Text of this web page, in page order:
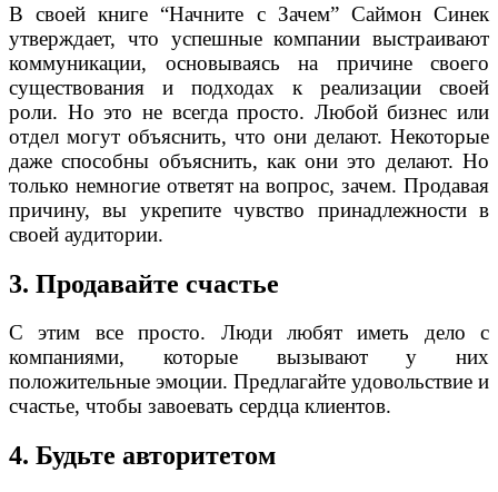
В своей книге “Начните с Зачем” Саймон Синек
утверждает, что успешные компании выстраивают
коммуникации, основываясь на причине своего
существования и подходах к реализации своей
роли. Но это не всегда просто. Любой бизнес или
отдел могут объяснить, что они делают. Некоторые
даже способны объяснить, как они это делают. Но
только немногие ответят на вопрос, зачем. Продавая
причину, вы укрепите чувство принадлежности в
своей аудитории.
3. Продавайте счастье
С этим все просто. Люди любят иметь дело с
компаниями, которые вызывают у них
положительные эмоции. Предлагайте удовольствие и
счастье, чтобы завоевать сердца клиентов.
4. Будьте авторитетом